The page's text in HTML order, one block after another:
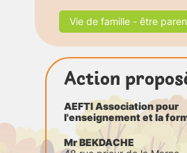
Vie de famille - être
Action
AEFTI Association pour
l'enseignement et la
Mr BEKDACHE